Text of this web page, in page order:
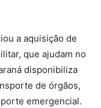
a aquisição de
que ajudam no
disponibiliza
de órgãos,
emergencial.